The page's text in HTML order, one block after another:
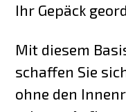
Ihr Gepäck
Mit diesem
schaffen Sie
ohne den